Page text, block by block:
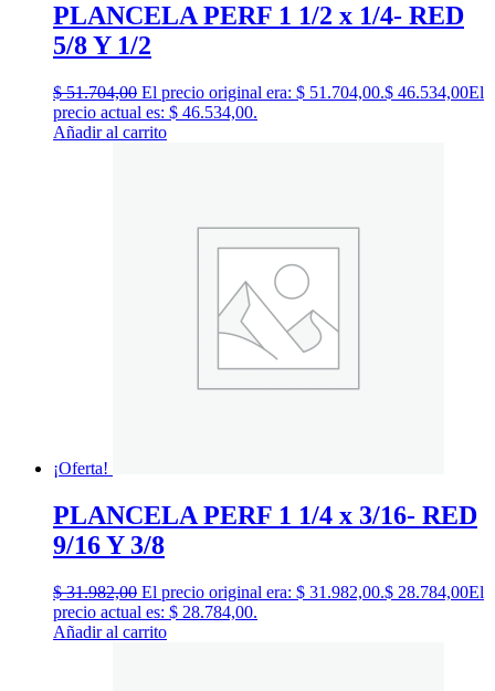
PLANCELA PERF 1 1/2 x 1/4- RED
5/8 Y 1/2
$51.704,00 El precio original era: $ 51.704,00.$ 46.534,00El
precio actual es: $ 46.534,00.
Añadir al carrito
¡Oferta!
PLANCELA PERF 1 1/4 x 3/16- RED
9/16 Y 3/8
$31.982,00 El precio original era: $ 31.982,00.$ 28.784,00El
precio actual es: $ 28.784,00.
Añadir al carrito